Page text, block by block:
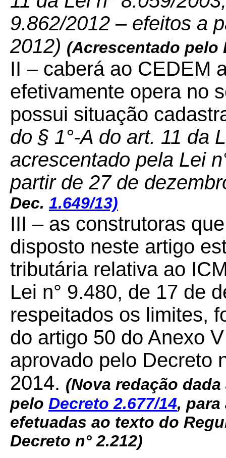
9.862/2012 – efeitos a
2012) (Acrescentado pelo
II – caberá ao CEDEM
efetivamente opera no
possui situação
do § 1°-A do art. 11 da
acrescentado pela Lei
partir de 27 de
Dec. 1.649/13)
III – as construtoras
disposto neste artigo
tributária relativa ao
Lei n° 9.480, de 17 de
respeitados os limites,
do artigo 50 do Anexo
aprovado pelo Decreto
2014. (Nova redação dada
pelo Decreto 2.677/14, para
efetuadas ao texto do
Decreto n° 2.212)